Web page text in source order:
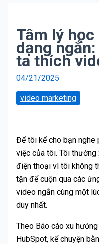
Tâm lý
dạng
ta thích
04/21/2025
video marketing
Để tôi kể cho bạn nghe
việc của tôi. Tôi
điện thoại vì tôi không
tận để cuộn qua các
video ngắn cùng một
duy nhất.
Theo Báo cáo xu
HubSpot, kể chuyện